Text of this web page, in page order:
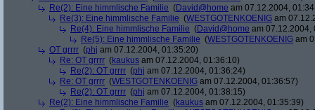
Re(2): Eine himmlische Familie (David@home am 07.12.2004,
Re(3): Eine himmlische Familie (WESTGOTENKOENIG am
Re(4): Eine himmlische Familie (David@home am 07.12.2004,
Re(5): Eine himmlische Familie (WESTGOTENKOENIG am
OT grrrr (phj am 07.12.2004, 01:35:20)
Re: OT grrrr (kaukus am 07.12.2004, 01:36:10)
Re(2): OT grrrr (phj am 07.12.2004, 01:36:24)
Re: OT grrrr (WESTGOTENKOENIG am 07.12.2004, 01:36:57)
Re(2): OT grrrr (phj am 07.12.2004, 01:38:15)
Re(2): Eine himmlische Familie (kaukus am 07.12.2004, 01:35:39)